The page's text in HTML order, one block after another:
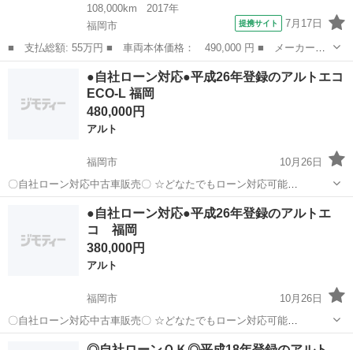
108,000km
2017年
福岡市
提携サイト 7月17日
■ 支払総額: 55万円 ■ 車両本体価格： 490,000 円 ■ メーカー
名： スズキ ■ 車種名： アルト ■ グレード名： Ｆ ５速Ｍ
Ｔ 社外ナビテレビ ＢＴ対応 アルミホイール ■ 排気量： 660cc
アルト
●自社ローン対応●平成26年登録のアルトエコ
ECO-L 福岡
480,000円
アルト
福岡市
10月26日
〇自社ローン対応中古車販売〇 ☆どなたでもローン対応可能
☆ １、勤続年数の短い方や自営業の方 ２、パートを
される主婦の方や派遣社員の方 ３、自己破産等をされた方やローンが
組めない方 ４、他社様で...
アルト 車両
●自社ローン対応●平成26年登録のアルトエ
コ 福岡
380,000円
アルト
福岡市
10月26日
〇自社ローン対応中古車販売〇 ☆どなたでもローン対応可能
☆ １、勤続年数の短い方や自営業の方 ２、パートを
アルト